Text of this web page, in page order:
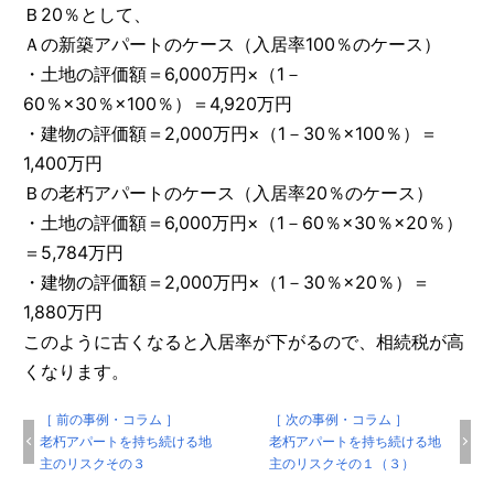
Ｂ20％として、
Ａの新築アパートのケース（入居率100％のケース）
・土地の評価額＝6,000万円×（1－
60％×30％×100％）＝4,920万円
・建物の評価額＝2,000万円×（1－30％×100％）＝
1,400万円
Ｂの老朽アパートのケース（入居率20％のケース）
・土地の評価額＝6,000万円×（1－60％×30％×20％）
＝5,784万円
・建物の評価額＝2,000万円×（1－30％×20％）＝
1,880万円
このように古くなると入居率が下がるので、相続税が高
くなります。
［ 前の事例・コラム ］
老朽アパートを持ち続ける地
主のリスクその３
［ 次の事例・コラム ］
老朽アパートを持ち続ける地
主のリスクその１（３）